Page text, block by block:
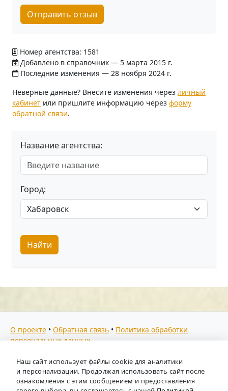
Отправить отзыв
Номер агентства: 1581
Добавлено в справочник — 5 марта 2015 г.
Последние изменения — 28 ноября 2024 г.
Неверные данные? Внесите изменения через личный
кабинет или пришлите информацию через форму
обратной связи.
Название агентства:
Город:
Найти
О проекте • Обратная связь • Политика обработки
персональных данных
Мы собираем отзывы, составляем рейтинги и
предоставляем всю информацию о кадровых агентствах
России. Также анализируем ключевые тенденции рынка
Наш сайт использует файлы cookie для аналитики
и персонализации. Продолжая использовать сайт после
ознакомления с этим сообщением и предоставления